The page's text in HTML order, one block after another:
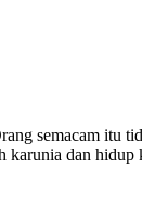
semacam
karunia dan hidup